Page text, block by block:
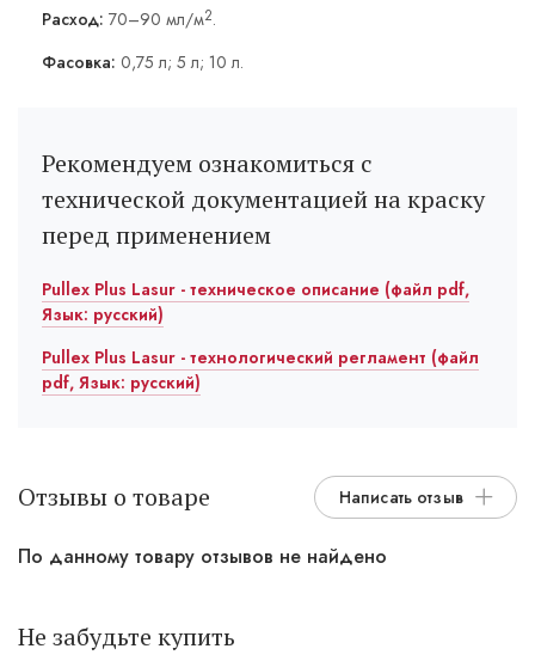
Расход: 70–90 мл/м2.
Фасовка: 0,75 л; 5 л; 10 л.
Рекомендуем ознакомиться с
технической документацией на краску
перед применением
Pullex Plus Lasur - техническое описание (файл pdf,
Язык: русский)
Pullex Plus Lasur - технологический регламент (файл
pdf, Язык: русский)
Отзывы о товаре Написать отзыв
По данному товару отзывов не найдено
Не забудьте купить